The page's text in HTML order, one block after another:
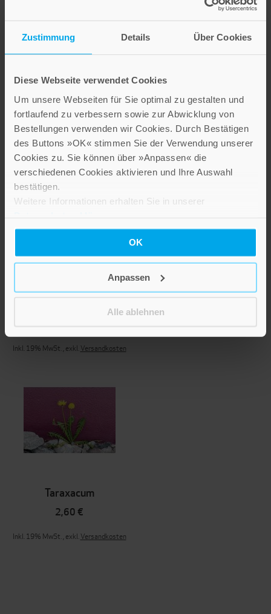
Zustimmung Details Über Cookies
Diese Webseite verwendet Cookies
Um unsere Webseiten für Sie optimal zu gestalten und
fortlaufend zu verbessern sowie zur Abwicklung von
Bestellungen verwenden wir Cookies. Durch Bestätigen
des Buttons »OK« stimmen Sie der Verwendung unserer
Cookies zu. Sie können über »Anpassen« die
verschiedenen Cookies aktivieren und Ihre Auswahl
bestätigen.
Weitere Informationen erhalten Sie in unserer
OK
Anpassen
Alle ablehnen
Wanderschuhe
2,60 €
Inkl. 19% MwSt., exkl.Versandkosten
Inkl. 19% MwSt. exkl. Versandkosten
Taraxacum
2,60 €
Inkl. 19% MwSt.,exkl.Versandkosten